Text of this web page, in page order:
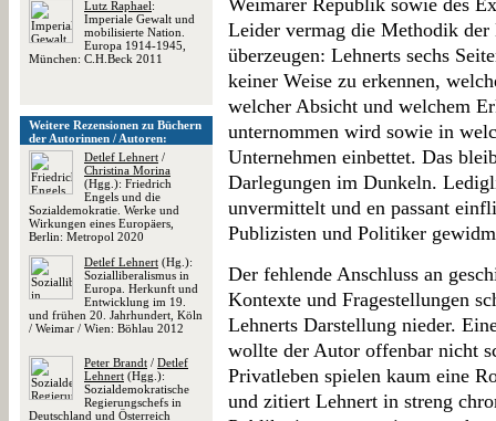
Lutz Raphael:
Imperiale Gewalt und
mobilisierte Nation.
Europa 1914-1945,
München: C.H.Beck 2011
Weitere Rezensionen zu Büchern
der Autorinnen / Autoren:
Detlef Lehnert /
Christina Morina
(Hgg.): Friedrich
Engels und die
Sozialdemokratie. Werke und
Wirkungen eines Europäers,
Berlin: Metropol 2020
Detlef Lehnert (Hg.):
Sozialliberalismus in
Europa. Herkunft und
Entwicklung im 19.
und frühen 20. Jahrhundert, Köln
/ Weimar / Wien: Böhlau 2012
Peter Brandt / Detlef
Lehnert (Hgg.):
Sozialdemokratische
Regierungschefs in
Deutschland und Österreich
Weimarer Republik sowie des
Leider vermag die Methodik
überzeugen: Lehnerts sechs
keiner Weise zu erkennen,
welcher Absicht und welchem
unternommen wird sowie in
Unternehmen einbettet. Das
Darlegungen im Dunkeln.
unvermittelt und en passant
Publizisten und Politiker
Der fehlende Anschluss an
Kontexte und Fragestellungen
Lehnerts Darstellung nieder.
wollte der Autor offenbar nicht
Privatleben spielen kaum eine
und zitiert Lehnert in streng